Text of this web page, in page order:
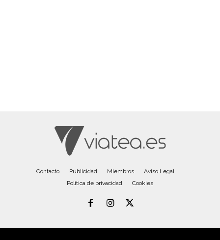
Contacto Publicidad Miembros
Aviso Legal
Política de privacidad
Cookies